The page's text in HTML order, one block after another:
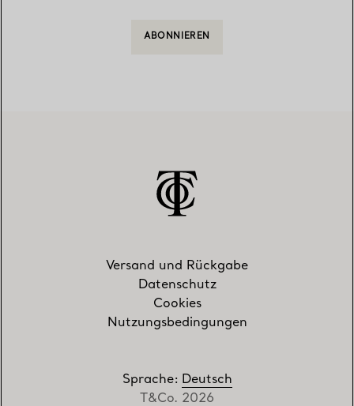
ABONNIEREN
Versand und Rückgabe
Datenschutz
Cookies
Nutzungsbedingungen
Sprache: Deutsch
T&Co. 2026